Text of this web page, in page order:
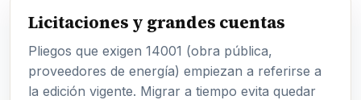
Licitaciones y grandes cuentas
Pliegos que exigen 14001 (obra pública,
proveedores de energía) empiezan a referirse a
la edición vigente. Migrar a tiempo evita quedar